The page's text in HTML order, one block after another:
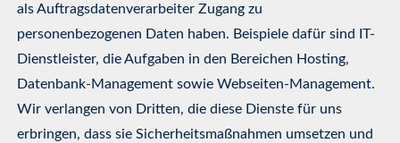
als Auftragsdatenverarbeiter Zugang zu
personenbezogenen Daten haben. Beispiele dafür sind IT-
Dienstleister, die Aufgaben in den Bereichen Hosting,
Datenbank-Management sowie Webseiten-Management.
Wir verlangen von Dritten, die diese Dienste für uns
erbringen, dass sie Sicherheitsmaßnahmen umsetzen und